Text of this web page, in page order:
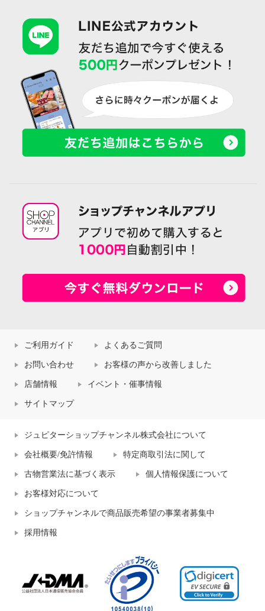
ご利用ガイド よくあるご質問
お問い合わせ お客様の声から改善しました
店舗情報 イベント・催事情報
サイトマップ
ジュピターショップチャンネル株式会社について
会社概要/免許情報 特定商取引法に関して
古物営業法に基づく表示 個人情報保護について
お客様対応について
ショップチャンネルで商品販売希望の事業者募集中
採用情報